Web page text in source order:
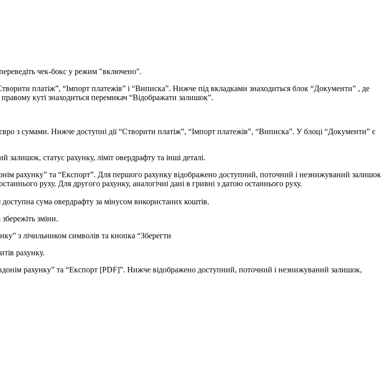
ереведіть чек-бокс у режим "включено".
й залишок, статус рахунку, ліміт овердрафту та інші деталі.
доступна сума овердрафту за мінусом використаних коштів.
збережіть зміни.
итів рахунку.